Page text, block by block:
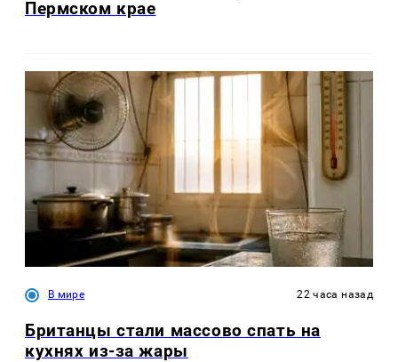
Пермском крае
В мире 22 часа назад
Британцы стали массово спать на
кухнях из-за жары